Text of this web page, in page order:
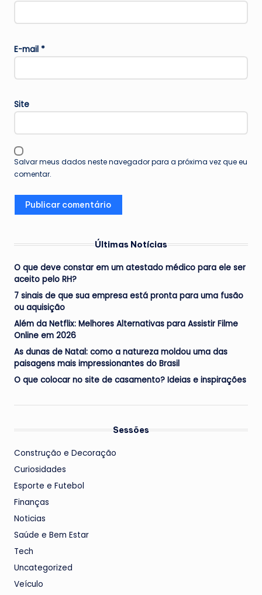
E-mail *
Site
Salvar meus dados neste navegador para a próxima vez que eu
comentar.
Últimas Notícias
O que deve constar em um atestado médico para ele ser
aceito pelo RH?
7 sinais de que sua empresa está pronta para uma fusão
ou aquisição
Além da Netflix: Melhores Alternativas para Assistir Filme
Online em 2026
As dunas de Natal: como a natureza moldou uma das
paisagens mais impressionantes do Brasil
O que colocar no site de casamento? Ideias e inspirações
Sessões
Construção e Decoração
Curiosidades
Esporte e Futebol
Finanças
Noticias
Saúde e Bem Estar
Tech
Uncategorized
Veículo